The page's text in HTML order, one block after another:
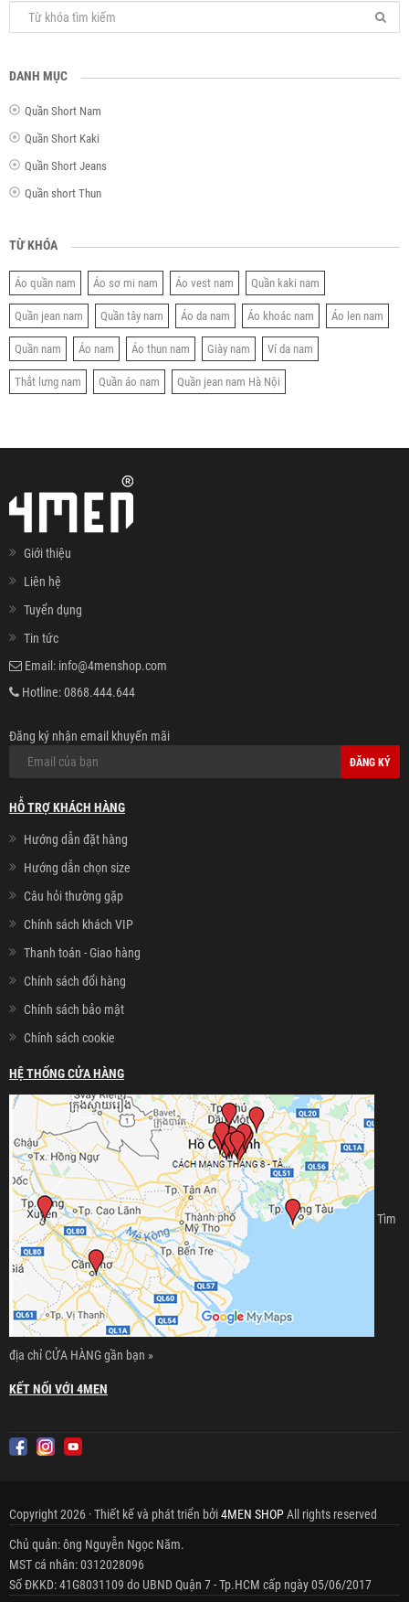
DANH MỤC
Quần Short Nam
Quần Short Kaki
Quần Short Jeans
Quần short Thun
TỪ KHÓA
Áo quần nam Áo sơ mi nam Áo vest nam Quần kaki nam
Quần jean nam Quần tây nam Áo da nam Áo khoác nam Áo len nam
Quần nam Áo nam Áo thun nam Giày nam Ví da nam
Thắt lưng nam Quần áo nam Quần jean nam Hà Nội
Giới thiệu
Liên hệ
Tuyển dụng
Tin tức
Email: info@4menshop.com
Hotline:0868.444.644
Đăng ký nhận email khuyến mãi
ĐĂNG KÝ
HỖ TRỢ KHÁCH HÀNG
Hướng dẫn đặt hàng
Hướng dẫn chọn size
Câu hỏi thường gặp
Chính sách khách VIP
Thanh toán - Giao hàng
Chính sách đổi hàng
Chính sách bảo mật
Chính sách cookie
HỆ THỐNG CỬA HÀNG
Tìm
địa chỉ CỬA HÀNG gần bạn »
KẾT NỐI VỚI 4MEN
Copyright 2026 · Thiết kế và phát triển bởi4MEN SHOPAll rights reserved
Chủ quản: ông Nguyễn Ngọc Năm.
MST cá nhân: 0312028096
Số ĐKKD: 41G8031109 do UBND Quận 7 - Tp.HCM cấp ngày 05/06/2017